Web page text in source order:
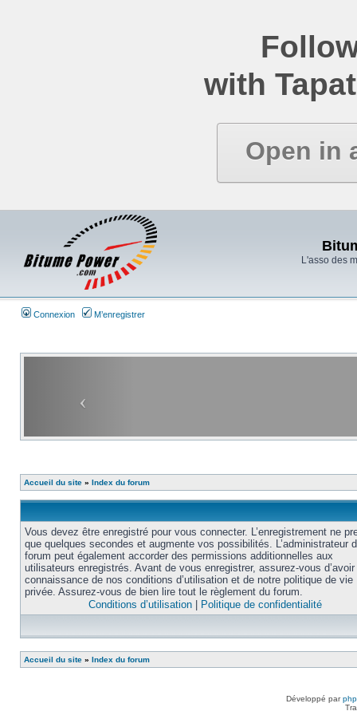
with
Open in
L'asso des
Connexion M’enregistrer
Accueil du site » Index du forum
Vous devez être enregistré pour vous connecter. L’enregistrement ne
que quelques secondes et augmente vos possibilités. L’administrateur
forum peut également accorder des permissions additionnelles aux
utilisateurs enregistrés. Avant de vous enregistrer, assurez-vous
connaissance de nos conditions d’utilisation et de notre politique de vie
privée. Assurez-vous de bien lire tout le règlement du forum.
Conditions d’utilisation
Politique de confidentialité
Accueil du site » Index du forum
Développé par